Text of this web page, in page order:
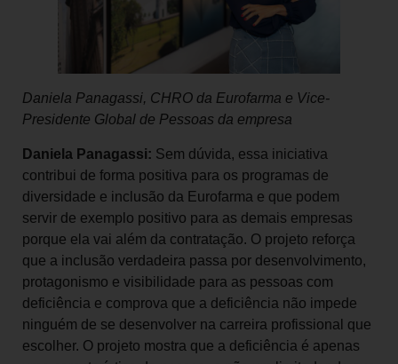
Daniela Panagassi, CHRO da Eurofarma e Vice-
Presidente Global de Pessoas da empresa
Daniela Panagassi: Sem dúvida, essa iniciativa
contribui de forma positiva para os programas de
diversidade e inclusão da Eurofarma e que podem
servir de exemplo positivo para as demais empresas
porque ela vai além da contratação. O projeto reforça
que a inclusão verdadeira passa por desenvolvimento,
protagonismo e visibilidade para as pessoas com
deficiência e comprova que a deficiência não impede
ninguém de se desenvolver na carreira profissional que
escolher. O projeto mostra que a deficiência é apenas